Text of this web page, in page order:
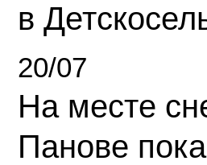
в
20/07
На месте
Панове